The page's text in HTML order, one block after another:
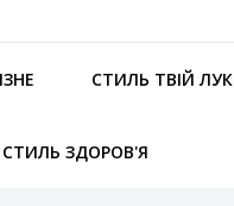
СТИЛЬ ТВІЙ ЛУК
СТИЛЬ ЗДОРОВ'Я